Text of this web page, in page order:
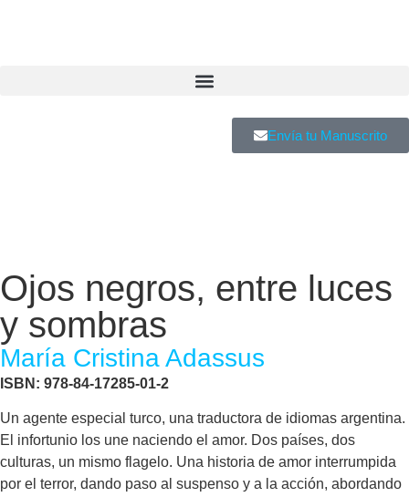
Envía tu Manuscrito
Ojos negros, entre luces
y sombras
María Cristina Adassus
ISBN: 978-84-17285-01-2
Un agente especial turco, una traductora de idiomas argentina.
El infortunio los une naciendo el amor. Dos países, dos
culturas, un mismo flagelo. Una historia de amor interrumpida
por el terror, dando paso al suspenso y a la acción, abordando